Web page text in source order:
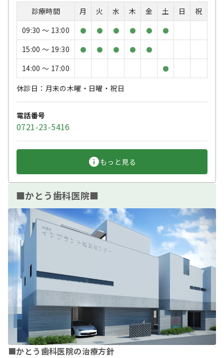
診療時間
月 火 水 木 金 土 日
祝
09:30 〜 13:00
● ● ● ● ● ●
15:00 〜 19:30 ● ● ● ● ●
14:00 〜 17:00 ●
休診日：月末の木曜・日曜・祝日
電話番号
0721-23-5416
もっと見る
■かとう歯科医院■
■かとう歯科医院の治療方針